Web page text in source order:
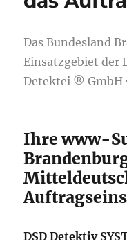
Das Bundesland
Einsatzgebiet der
Detektei ® GmbH
Ihre www-
DSD Detektiv